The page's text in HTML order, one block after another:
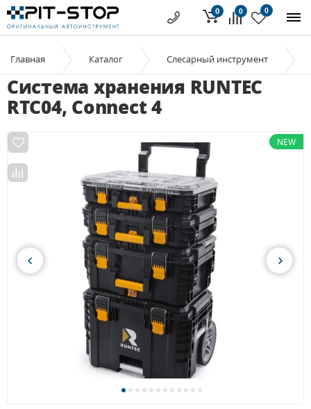
0 0
0
Главная Каталог Слесарный инструмент
Система хранения RUNTEC
RTC04, Connect 4
NEW